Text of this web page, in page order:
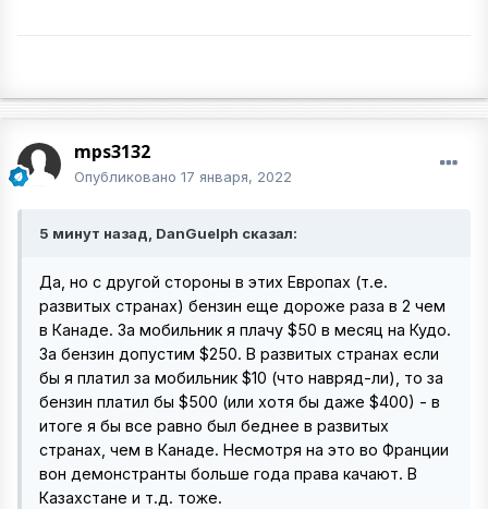
mps3132
Опубликовано 17 января, 2022
5 минут назад, DanGuelph сказал:
Да, но с другой стороны в этих Европах (т.е.
развитых странах) бензин еще дороже раза в 2 чем
в Канаде. За мобильник я плачу $50 в месяц на Кудо.
За бензин допустим $250. В развитых странах если
бы я платил за мобильник $10 (что навряд-ли), то за
бензин платил бы $500 (или хотя бы даже $400) - в
итоге я бы все равно был беднее в развитых
странах, чем в Канаде. Несмотря на это во Франции
вон демонстранты больше года права качают. В
Казахстане и т.д. тоже.